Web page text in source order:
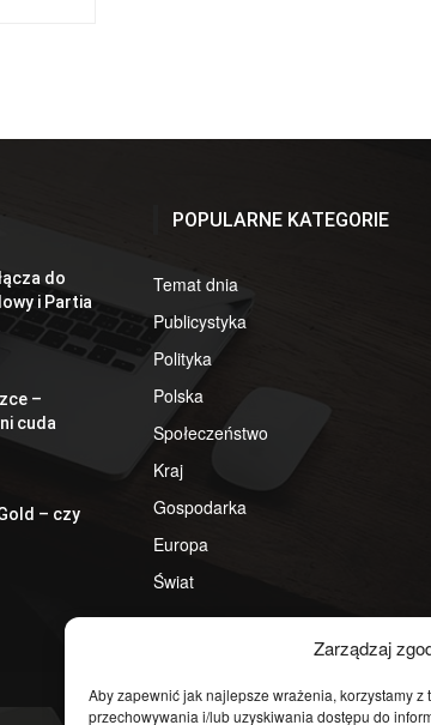
Zarządzaj
Aby zapewnić jak najlepsze wrażenia, korzystamy
przechowywania i/lub uzyskiwania dostępu do
do
i Partia
–
cuda
– czy
POPULARNE KATEGORIE
Temat dnia
Publicystyka
Polityka
Polska
Społeczeństwo
Kraj
Gospodarka
Europa
Świat